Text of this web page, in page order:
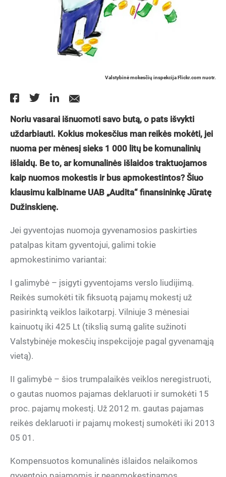
Valstybinė mokesčių inspekcija Flickr.com nuotr.
Noriu vasarai išnuomoti savo butą, o pats išvykti
uždarbiauti. Kokius mokesčius man reikės mokėti, jei
nuoma per mėnesį sieks 1 000 litų be komunalinių
išlaidų. Be to, ar komunalinės išlaidos traktuojamos
kaip nuomos mokestis ir bus apmokestintos? Šiuo
klausimu kalbiname UAB „Audita“ finansininkę Jūratę
Dužinskienę.
Jei gyventojas nuomoja gyvenamosios paskirties
patalpas kitam gyventojui, galimi tokie
apmokestinimo variantai:
I galimybė – įsigyti gyventojams verslo liudijimą.
Reikės sumokėti tik fiksuotą pajamų mokestį už
pasirinktą veiklos laikotarpį. Vilniuje 3 mėnesiai
kainuotų iki 425 Lt (tikslią sumą galite sužinoti
Valstybinėje mokesčių inspekcijoje pagal gyvenamąją
vietą).
II galimybė – šios trumpalaikės veiklos neregistruoti,
o gautas nuomos pajamas deklaruoti ir sumokėti 15
proc. pajamų mokestį. Už 2012 m. gautas pajamas
reikės deklaruoti ir pajamų mokestį sumokėti iki 2013
05 01.
Kompensuotos komunalinės išlaidos nelaikomos